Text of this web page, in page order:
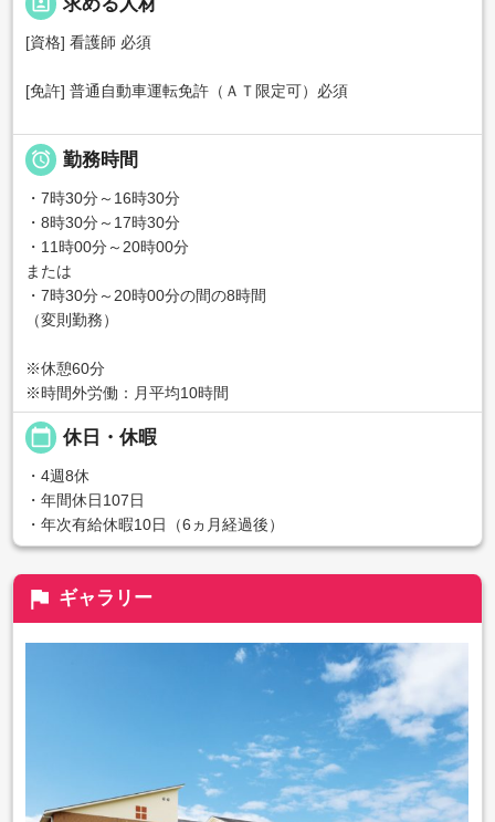
[資格] 看護師 必須
[免許] 普通自動車運転免許（ＡＴ限定可）必須
 勤務時間
・7時30分～16時30分
・8時30分～17時30分
・11時00分～20時00分
または
・7時30分～20時00分の間の8時間
（変則勤務）
※休憩60分
※時間外労働：月平均10時間
calendar_today 休日・休暇
・4週8休
・年間休日107日
・年次有給休暇10日（6ヵ月経過後）
flag ギャラリー